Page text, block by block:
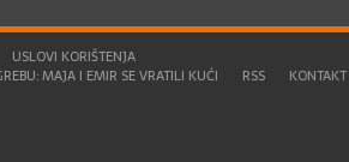
USLOVI KORIŠTENJA
MAJA I EMIR SE VRATILI KUĆI
RSS KONTAKT